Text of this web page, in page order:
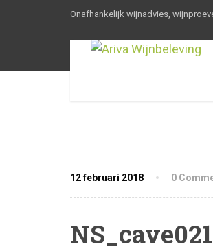
Onafhankelijk wijnadvies,
12 februari 2018 0